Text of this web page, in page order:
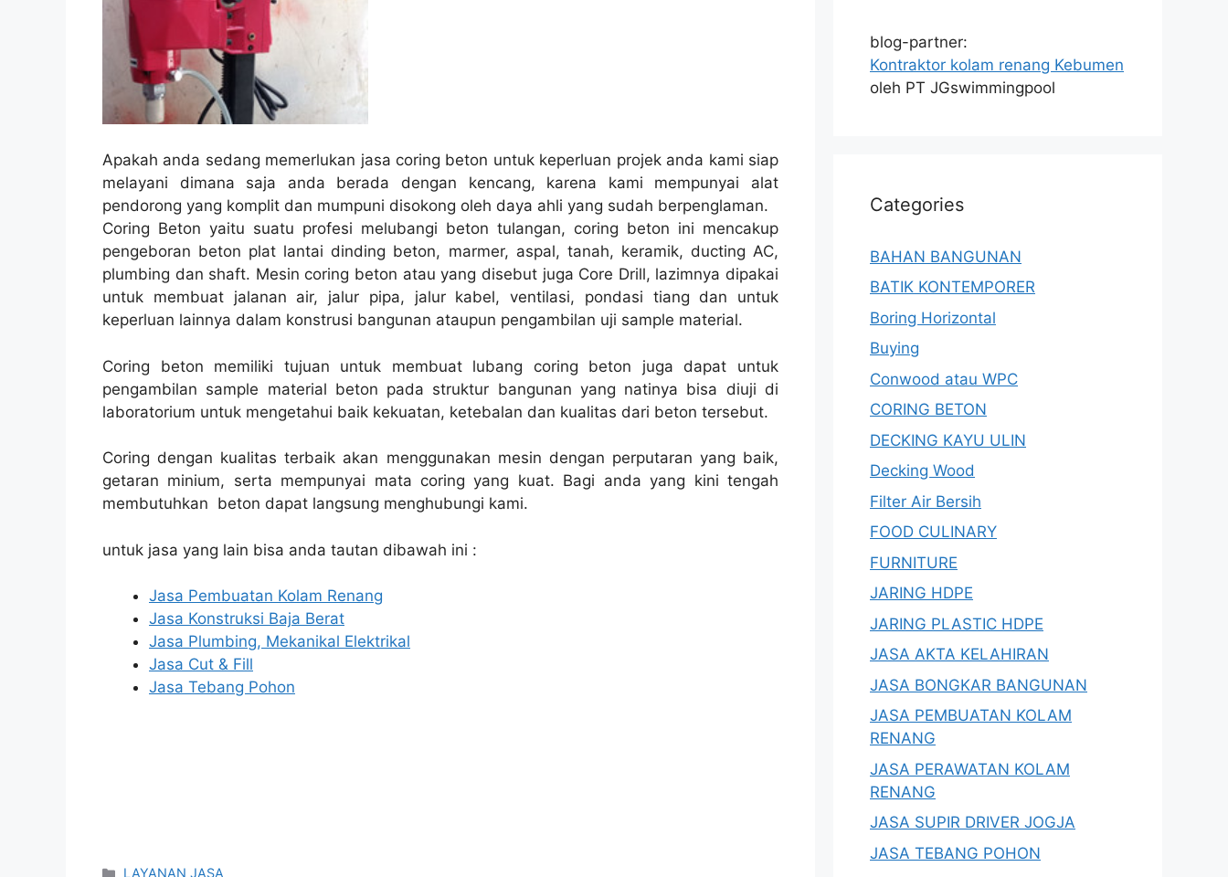
Apakah anda sedang memerlukan jasa coring beton untuk keperluan projek anda kami siap
melayani dimana saja anda berada dengan kencang, karena kami mempunyai alat
pendorong yang komplit dan mumpuni disokong oleh daya ahli yang sudah berpenglaman.
Coring Beton yaitu suatu profesi melubangi beton tulangan, coring beton ini mencakup
pengeboran beton plat lantai dinding beton, marmer, aspal, tanah, keramik, ducting AC,
plumbing dan shaft. Mesin coring beton atau yang disebut juga Core Drill, lazimnya dipakai
untuk membuat jalanan air, jalur pipa, jalur kabel, ventilasi, pondasi tiang dan untuk
keperluan lainnya dalam konstrusi bangunan ataupun pengambilan uji sample material.
Coring beton memiliki tujuan untuk membuat lubang coring beton juga dapat untuk
pengambilan sample material beton pada struktur bangunan yang natinya bisa diuji di
laboratorium untuk mengetahui baik kekuatan, ketebalan dan kualitas dari beton tersebut.
Coring dengan kualitas terbaik akan menggunakan mesin dengan perputaran yang baik,
getaran minium, serta mempunyai mata coring yang kuat. Bagi anda yang kini tengah
membutuhkan beton dapat langsung menghubungi kami.
untuk jasa yang lain bisa anda tautan dibawah ini :
Jasa Pembuatan Kolam Renang
Jasa Konstruksi Baja Berat
Jasa Plumbing, Mekanikal Elektrikal
Jasa Cut & Fill
Jasa Tebang Pohon
Categories
LAYANAN JASA
blog-partner:
Kontraktor kolam renang Kebumen
oleh PT JGswimmingpool
Categories
BAHAN BANGUNAN
BATIK KONTEMPORER
Boring Horizontal
Buying
Conwood atau WPC
CORING BETON
DECKING KAYU ULIN
Decking Wood
Filter Air Bersih
FOOD CULINARY
FURNITURE
JARING HDPE
JARING PLASTIC HDPE
JASA AKTA KELAHIRAN
JASA BONGKAR BANGUNAN
JASA PEMBUATAN KOLAM
RENANG
JASA PERAWATAN KOLAM
RENANG
JASA SUPIR DRIVER JOGJA
JASA TEBANG POHON